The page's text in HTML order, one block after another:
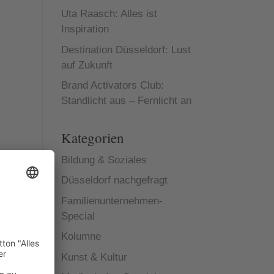
Uta Raasch: Alles ist
Inspiration
Destination Düsseldorf: Lust
auf Zukunft
Brand Activators Club:
Standlicht aus – Fernlicht an
Kategorien
Bildung & Soziales
Düsseldorf nachgefragt
Familienunternehmen-
Special
Kolumne
Kunst & Kultur